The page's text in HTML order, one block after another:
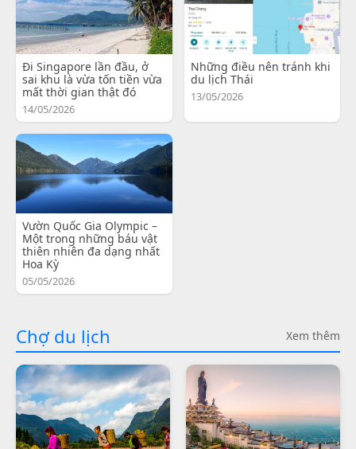
Đi Singapore lần đầu, ở
sai khu là vừa tốn tiền vừa
mất thời gian thật đó
14/05/2026
Những điều nên tránh khi
du lịch Thái
13/05/2026
Vườn Quốc Gia Olympic –
Một trong những báu vật
thiên nhiên đa dạng nhất
Hoa Kỳ
05/05/2026
Chợ du lịch Xem thêm